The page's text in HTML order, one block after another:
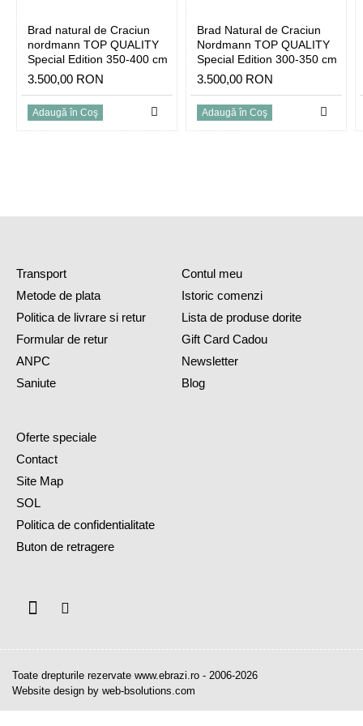
Brad natural de Craciun
nordmann TOP QUALITY
Special Edition 350-400 cm
3.500,00 RON
Adaugă în Coş
Brad Natural de Craciun
Nordmann TOP QUALITY
Special Edition 300-350 cm
3.500,00 RON
Adaugă în Coş
Transport
Metode de plata
Politica de livrare si retur
Formular de retur
ANPC
Saniute
Contul meu
Istoric comenzi
Lista de produse dorite
Gift Card Cadou
Newsletter
Blog
Oferte speciale
Contact
Site Map
SOL
Politica de confidentialitate
Buton de retragere
Toate drepturile rezervate www.ebrazi.ro - 2006-2026
Website design by web-bsolutions.com